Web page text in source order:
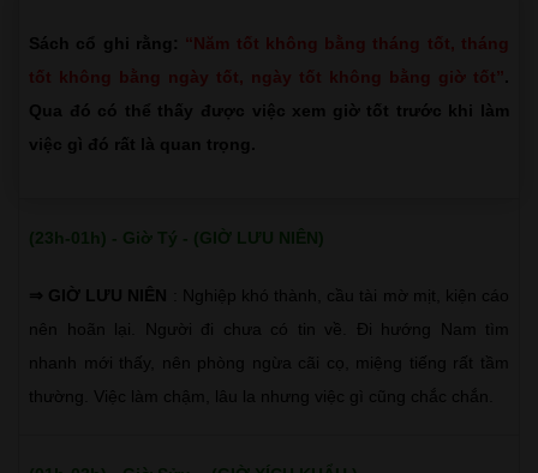
Sách cổ ghi rằng: “Năm tốt không bằng tháng tốt, tháng
tốt không bằng ngày tốt, ngày tốt không bằng giờ tốt”.
Qua đó có thể thấy được việc xem giờ tốt trước khi làm
việc gì đó rất là quan trọng.
(23h-01h) - Giờ Tý - (GIỜ LƯU NIÊN)
⇒ GIỜ LƯU NIÊN
: Nghiệp khó thành, cầu tài mờ mịt, kiện cáo
nên hoãn lại. Người đi chưa có tin về. Đi hướng Nam tìm
nhanh mới thấy, nên phòng ngừa cãi cọ, miệng tiếng rất tầm
thường. Việc làm chậm, lâu la nhưng việc gì cũng chắc chắn.